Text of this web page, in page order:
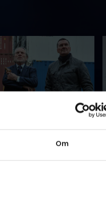
Om
er rystede over det,